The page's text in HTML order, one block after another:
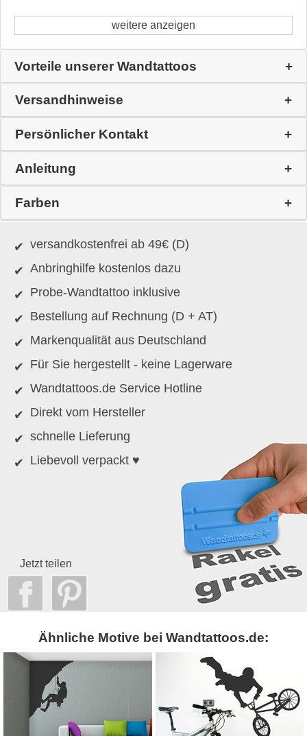
weitere anzeigen
Vorteile unserer Wandtattoos
Versandhinweise
Persönlicher Kontakt
Anleitung
Farben
versandkostenfrei ab 49€ (D)
Anbringhilfe kostenlos dazu
Probe-Wandtattoo inklusive
Bestellung auf Rechnung (D + AT)
Markenqualität aus Deutschland
Für Sie hergestellt - keine Lagerware
Wandtattoos.de Service Hotline
Direkt vom Hersteller
schnelle Lieferung
Liebevoll verpackt ♥
Jetzt teilen
Ähnliche Motive bei Wandtattoos.de: